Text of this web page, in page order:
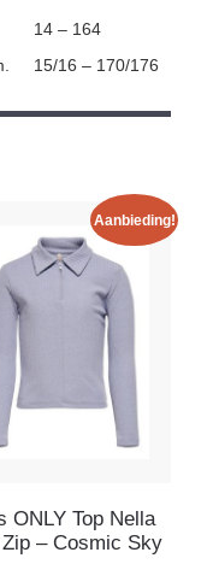
14 – 164
15/16 – 170/176
Aanbieding!
ONLY Top Nella
– Cosmic Sky